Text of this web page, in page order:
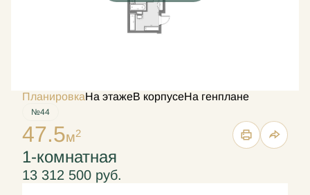
ПланировкаНа этажеВ корпусеНа генплане
№44
47.5м2
1-комнатная
13 312 500 руб.